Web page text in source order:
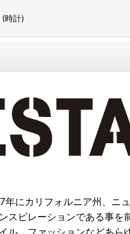
(時計)
にカリフォルニア州、ニ
スピレーションである事を
ル、ファッションなどあ